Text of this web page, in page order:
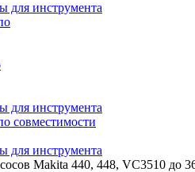
для инструмента
для инструмента
совместимости
для инструмента
Makita 440, 448, VC3510 до